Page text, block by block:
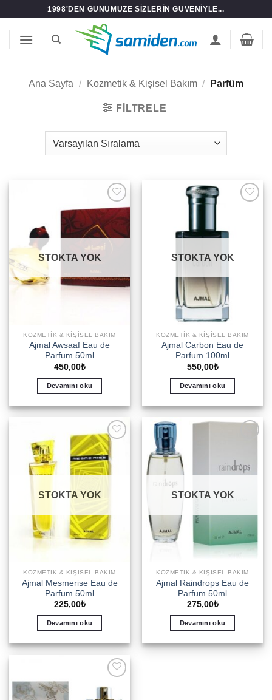
1998'DEN GÜNÜMÜZE SIZLERIN GÜVENIYLE...
Ana Sayfa / Kozmetik & Kişisel Bakım / Parfüm
FILTRELE
Add to
wishlist
STOKTA YOK
KOZMETIK & KIŞISEL BAKIM
Ajmal Awsaaf Eau de
Parfum 50ml
450,00₺
Devamını oku
STOKTA YOK
KOZMETIK & KIŞISEL BAKIM
Ajmal Carbon Eau de
Parfum 100ml
550,00₺
Devamını oku
Add to
wishlist
STOKTA YOK
KOZMETIK & KIŞISEL BAKIM
Ajmal Mesmerise Eau de
Parfum 50ml
225,00₺
Devamını oku
STOKTA YOK
KOZMETIK & KIŞISEL BAKIM
Ajmal Raindrops Eau de
Parfum 50ml
275,00₺
Devamını oku
Add to
wishlist